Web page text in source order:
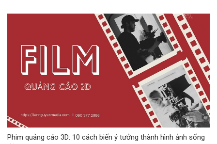
Phim quảng cáo 3D: 10 cách biến ý tưởng thành hình ảnh sống